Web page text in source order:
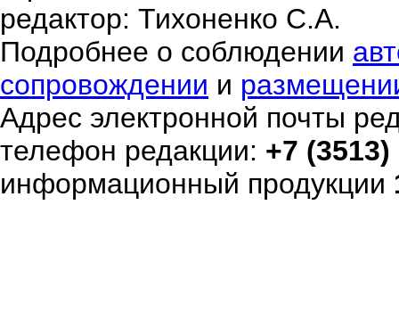
редактор: Тихоненко С.А.
Подробнее о соблюдении
сопровождении и
Адрес электронной почты
телефон редакции: +7
информационный продукции